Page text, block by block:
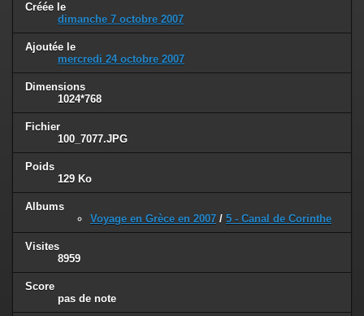
Créée le
dimanche 7 octobre 2007
Ajoutée le
mercredi 24 octobre 2007
Dimensions
1024*768
Fichier
100_7077.JPG
Poids
129 Ko
Albums
Voyage en Grèce en 2007 / 5 - Canal de Corinthe
Visites
8959
Score
pas de note